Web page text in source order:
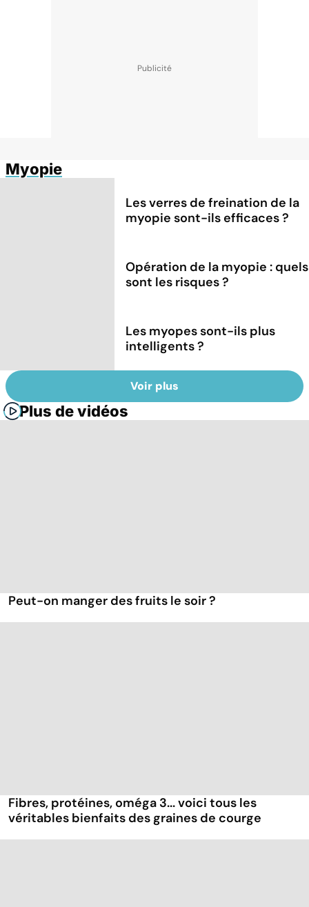
Myopie
Les verres de freination de la
myopie sont-ils efficaces ?
Opération de la myopie : quels
sont les risques ?
Les myopes sont-ils plus
intelligents ?
Voir plus
Plus de vidéos
Peut-on manger des fruits le soir ?
Fibres, protéines, oméga 3... voici tous les
véritables bienfaits des graines de courge